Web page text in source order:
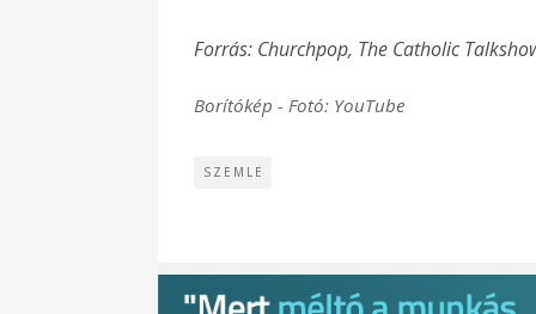
Forrás: Churchpop, The Catholic
Borítókép - Fotó: YouTube
SZEMLE